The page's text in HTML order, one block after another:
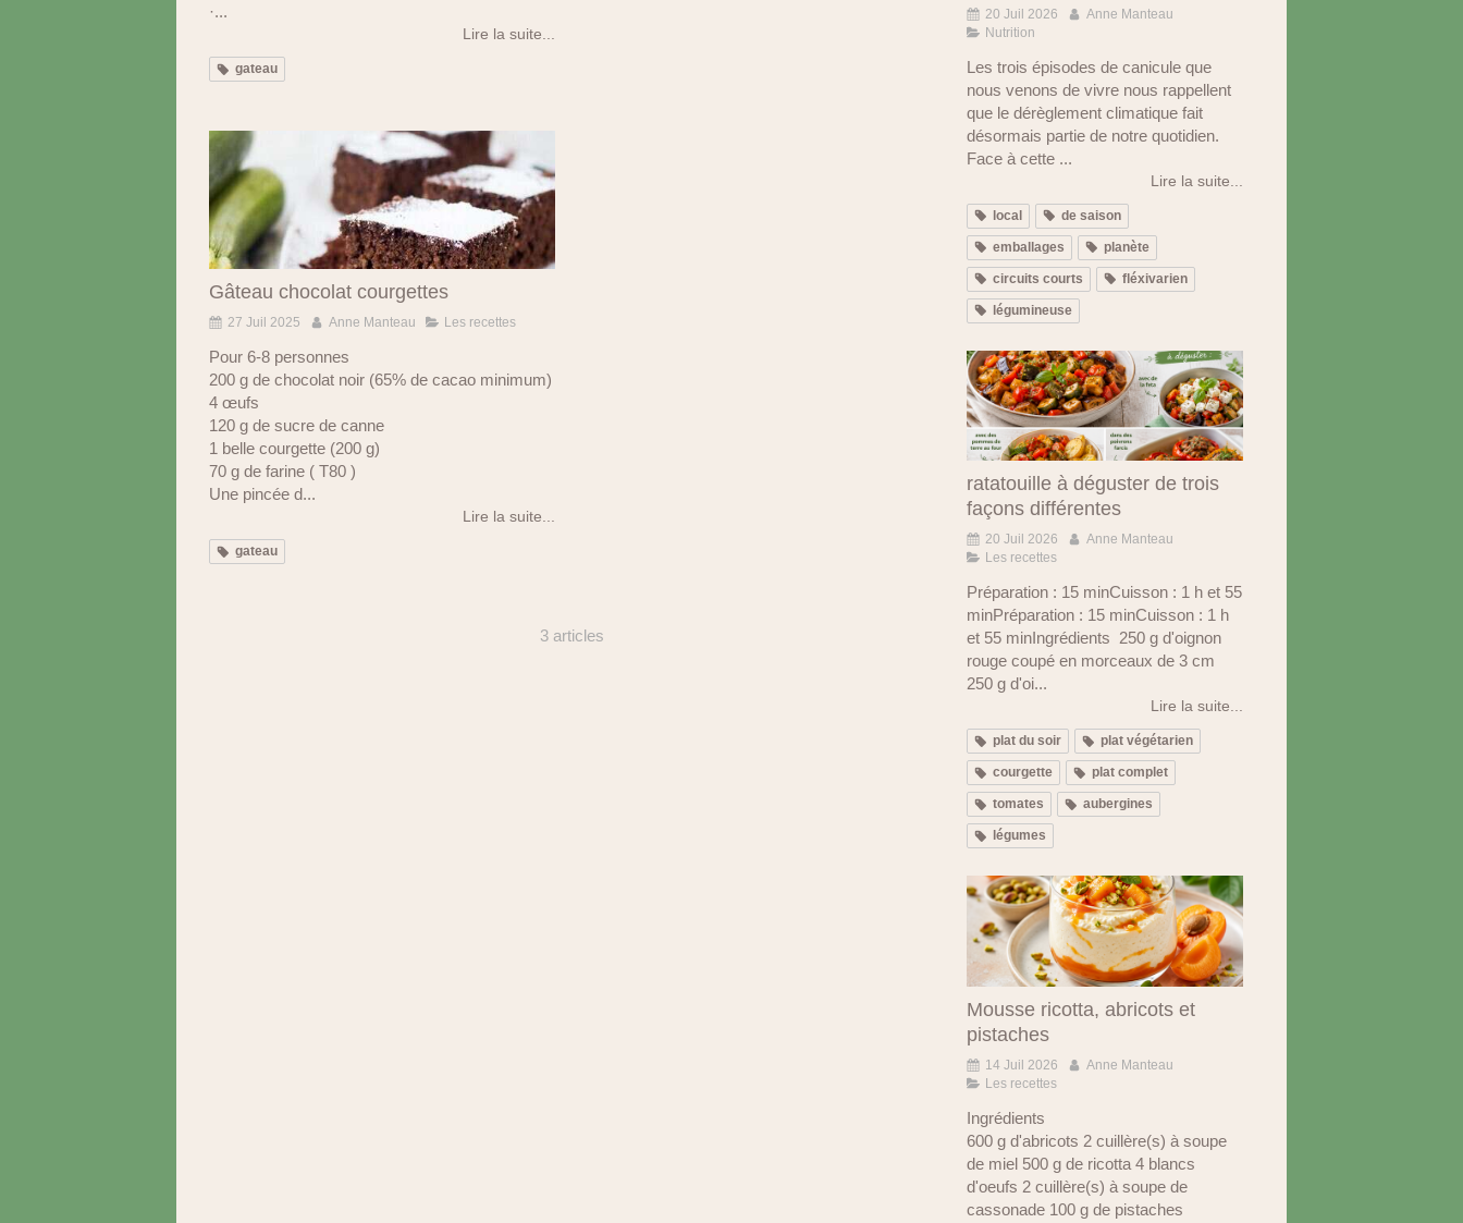
·...
Lire la suite...
gateau
Gâteau chocolat courgettes
27 Juil 2025 Anne Manteau Les recettes
Pour 6-8 personnes
200 g de chocolat noir (65% de cacao minimum)
4 œufs
120 g de sucre de canne
1 belle courgette (200 g)
70 g de farine ( T80 )
Une pincée d...
Lire la suite...
gateau
3 articles
20 Juil 2026
Anne Manteau
Nutrition
Les trois épisodes de canicule que
nous venons de vivre nous rappellent
que le dérèglement climatique fait
désormais partie de notre quotidien.
Face à cette ...
Lire la suite...
local de saison
emballages planète
circuits courts fléxivarien
légumineuse
ratatouille à déguster de trois
façons différentes
20 Juil 2026
Anne Manteau
Les recettes
Préparation : 15 minCuisson : 1 h et 55
minPréparation : 15 minCuisson : 1 h
et 55 minIngrédients 250 g d'oignon
rouge coupé en morceaux de 3 cm
250 g d'oi...
Lire la suite...
plat du soir plat végétarien
courgette plat complet
tomates aubergines
légumes
Mousse ricotta, abricots et
pistaches
14 Juil 2026
Anne Manteau
Les recettes
Ingrédients
600 g d'abricots 2 cuillère(s) à soupe
de miel 500 g de ricotta 4 blancs
d'oeufs 2 cuillère(s) à soupe de
cassonade 100 g de pistaches